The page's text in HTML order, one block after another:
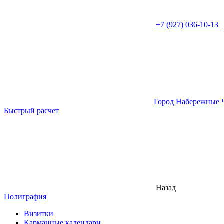
+7 (927) 036-10-13
Город Набережные
Быстрый расчет
Назад
Полиграфия
Визитки